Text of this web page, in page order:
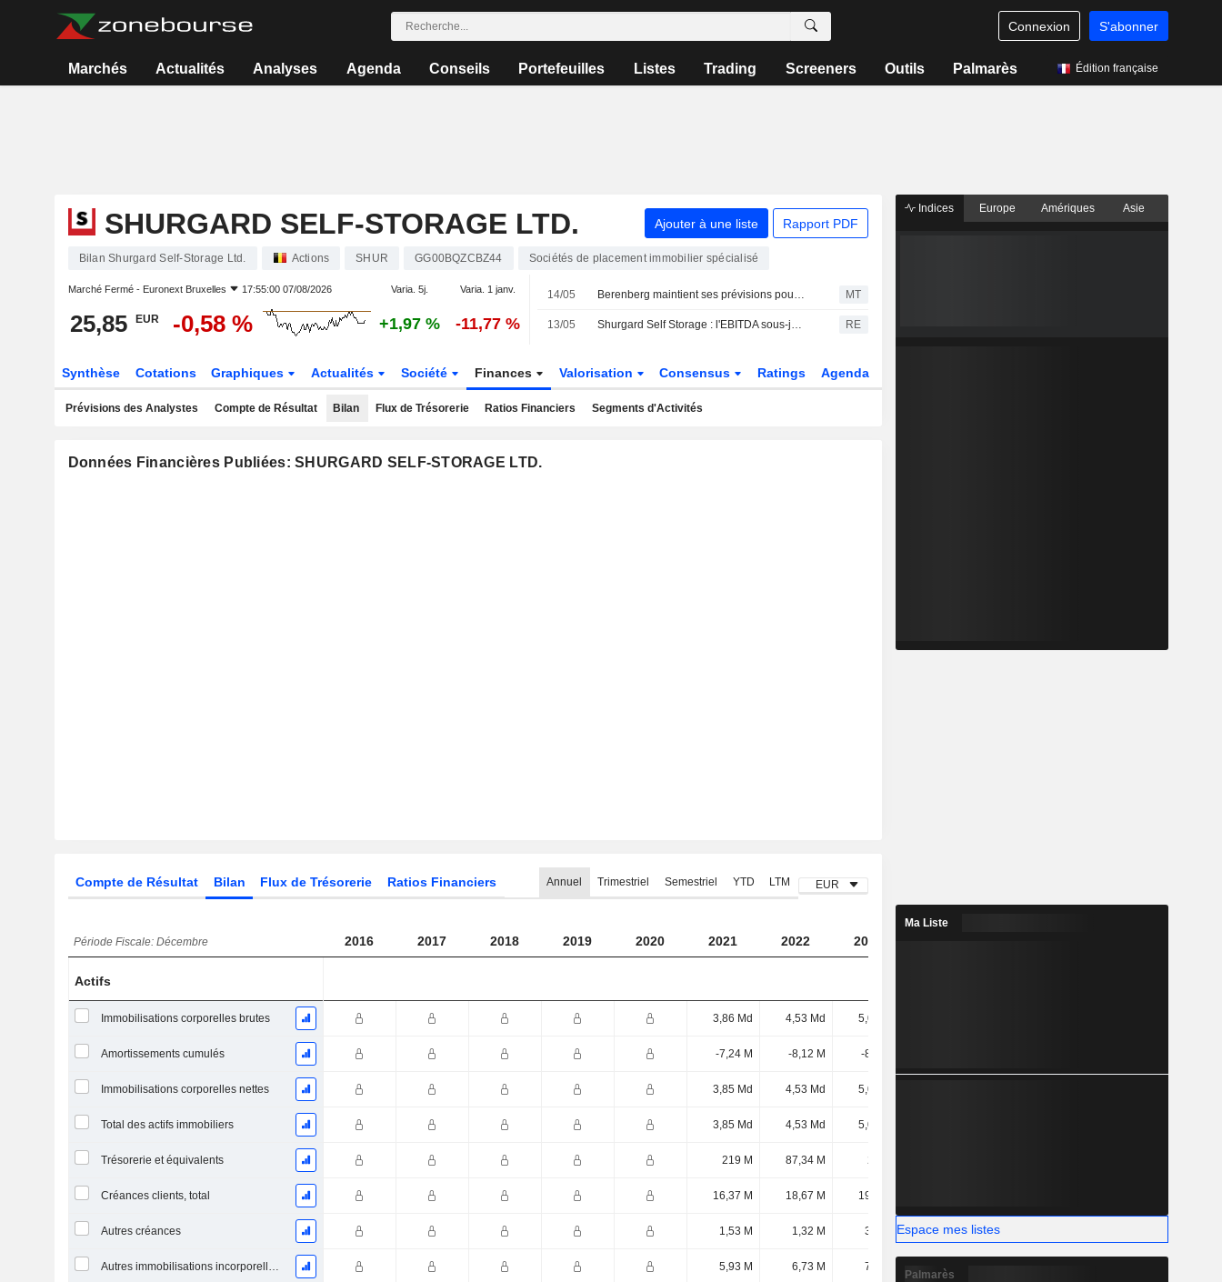
Connexion S'abonner
Marchés Actualités Analyses Agenda Conseils Portefeuilles Listes Trading Screeners Outils Palmarès Édition française
SHURGARD SELF-STORAGE LTD. Ajouter à une liste Rapport PDF
Bilan Shurgard Self-Storage Ltd. Actions SHUR GG00BQZCBZ44 Sociétés de placement immobilier spécialisé
Marché Fermé - Euronext Bruxelles 17:55:00 07/08/2026 Varia. 5j. Varia. 1 janv.
25,85 EUR -0,58 % +1,97 % -11,77 %
14/05 Berenberg maintient ses prévisions pour Shurgard après les résultats du T1 ; objectif de cours et recommandation inchangés MT
13/05 Shurgard Self Storage : l'EBITDA sous-jacent s'établit à 56,2 millions d'euros au premier trimestre RE
Synthèse Cotations Graphiques Actualités Société Finances Valorisation Consensus Ratings Agenda
Prévisions des Analystes Compte de Résultat Bilan Flux de Trésorerie Ratios Financiers Segments d'Activités
Données Financières Publiées: SHURGARD SELF-STORAGE LTD.
Compte de Résultat Bilan Flux de Trésorerie Ratios Financiers Annuel Trimestriel Semestriel YTD LTM EUR
Période Fiscale: Décembre 2016 2017 2018 2019 2020 2021 2022 2023
Actifs
Immobilisations corporelles brutes 3,86 Md 4,53 Md 5,05 Md
Amortissements cumulés -7,24 M -8,12 M -8,93 M
Immobilisations corporelles nettes 3,85 Md 4,53 Md 5,04 Md
Total des actifs immobiliers 3,85 Md 4,53 Md 5,04 Md
Trésorerie et équivalents 219 M 87,34 M 258 M
Créances clients, total 16,37 M 18,67 M 19,73 M
Autres créances 1,53 M 1,32 M 3,16 M -
Autres immobilisations incorporelles, total 5,93 M 6,73 M 7,66 M 13,84 M
Indices Europe Amériques Asie
Ma Liste
Espace mes listes
Palmarès